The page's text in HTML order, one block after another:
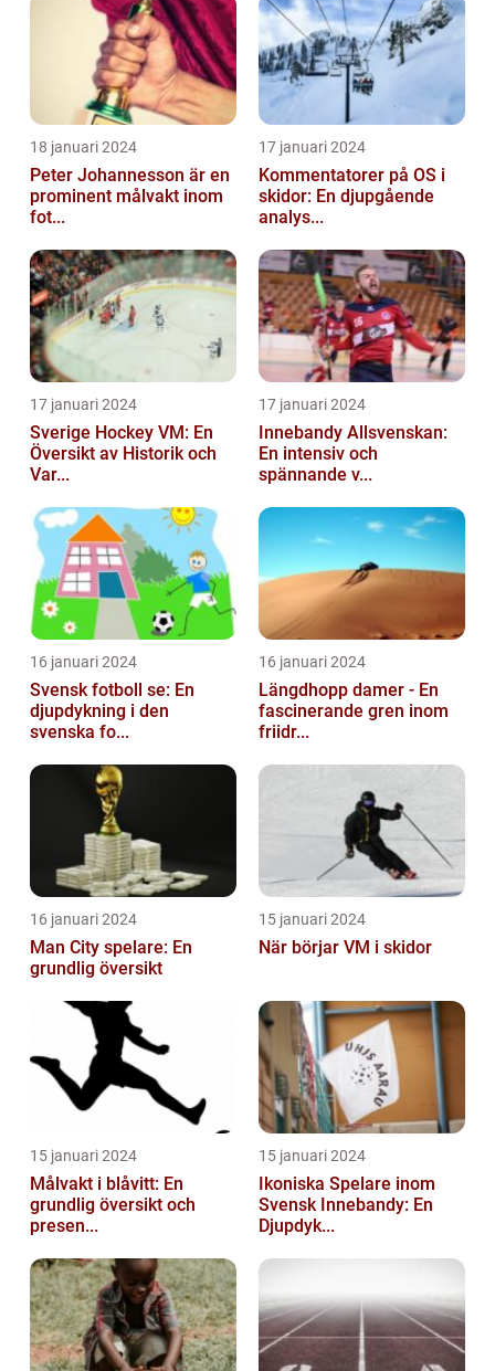
18 januari 2024
Peter Johannesson är en
prominent målvakt inom
fot...
17 januari 2024
Kommentatorer på OS i
skidor: En djupgående
analys...
17 januari 2024
Sverige Hockey VM: En
Översikt av Historik och
Var...
17 januari 2024
Innebandy Allsvenskan:
En intensiv och
spännande v...
16 januari 2024
Svensk fotboll se: En
djupdykning i den
svenska fo...
16 januari 2024
Längdhopp damer - En
fascinerande gren inom
friidr...
16 januari 2024
Man City spelare: En
grundlig översikt
15 januari 2024
När börjar VM i skidor
15 januari 2024
Målvakt i blåvitt: En
grundlig översikt och
presen...
15 januari 2024
Ikoniska Spelare inom
Svensk Innebandy: En
Djupdyk...